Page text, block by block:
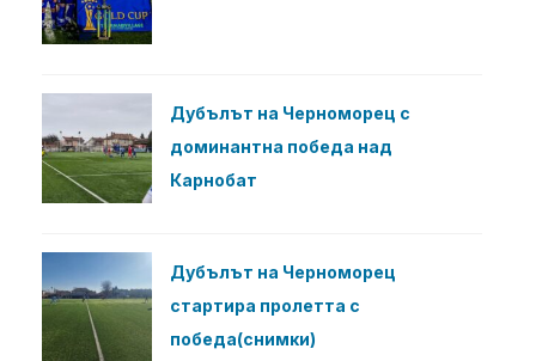
Дубълът на Черноморец с
доминантна победа над
Карнобат
Дубълът на Черноморец
стартира пролетта с
победа(снимки)